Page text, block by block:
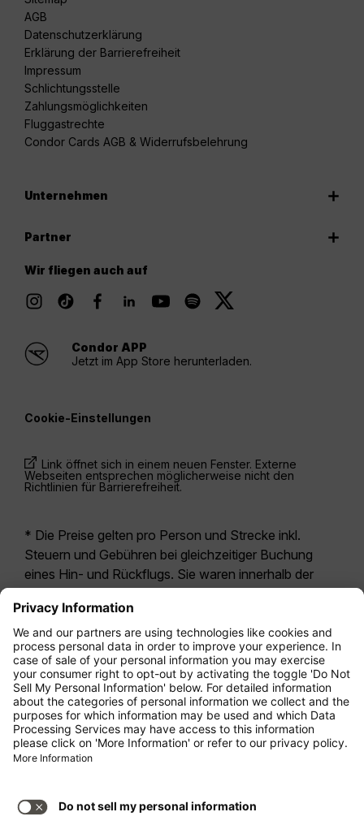
AGB
Datenschutzerklärung
Erklärung der Barrierefreiheit
Impressum
Schlichtungsstelle
Zahlungsmöglichkeiten
Fluggastrechte
Condor Cards AGB & Widerrufsbelehrung
Unternehmen
Partner
Wir fliegen auch auf
Condor APP
Jetzt im App Store herunterladen.
Cookie-Einstellungen
Link öffnet sich in einem neuen Fenster. Externe
Webseiten entsprechen möglicherweise nicht den
Richtlinien für Barrierefreiheit.
* Die Preise gelten pro Person und Strecke inkl.
Steuern und Gebühren bei gleichzeitiger Buchung
eines Hin- und Rückflugs. Sie waren innerhalb der
möglicherweise nicht mehr aktuell. Bei den für die
Economy Class angegebenen Tarifen handelt es
sich i.d.R. um Economy Zero, unsere restriktivste
Tarifoption. Es können hierfür zusätzliche Gebühren
fürAufgabegepäck oder für andere optionale
Leistungen anfallen. Es gelten dieAllgemeinen
Geschäftsbedingungen .